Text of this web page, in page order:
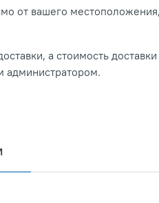
от вашего
а стоимость
администратором.